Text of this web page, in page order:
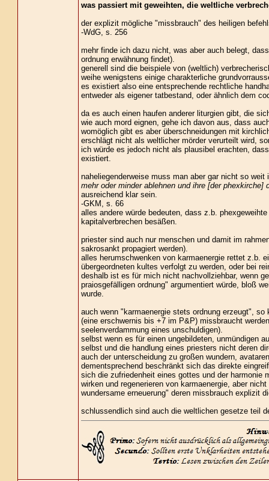
was passiert mit geweihten, die weltliche
der explizit mögliche "missbrauch" des heiligen
-WdG, s. 256
mehr finde ich dazu nicht, was aber auch belegt,
ordnung erwähnung findet).
generell sind die beispiele von (weltlich)
weihe wenigstens einige charakterliche
es existiert also eine entsprechende rechtliche
entweder als eigener tatbestand, oder ähnlich dem
da es auch einen haufen anderer liturgien gibt, die
wie auch mord eignen, gehe ich davon aus, dass
womöglich gibt es aber überschneidungen mit
erschlägt nicht als weltlicher mörder verurteilt wird,
ich würde es jedoch nicht als plausibel erachten,
existiert.
naheliegenderweise muss man aber gar nicht so
mehr oder minder ablehnen und ihre [der
ausreichend klar sein.
-GKM, s. 66
alles andere würde bedeuten, dass z.b.
kapitalverbrechen besäßen.
priester sind auch nur menschen und damit im
sakrosankt propagiert werden).
alles herumschwenken von karmaenergie rettet z.b.
übergeordneten kultes verfolgt zu werden, oder bei
deshalb ist es für mich nicht nachvollziehbar, wenn
praiosgefälligen ordnung" argumentiert würde, bloß
wurde.
auch wenn "karmaenergie stets ordnung erzeugt",
(eine erschwernis bis +7 im P&P) missbraucht
seelenverdammung eines unschuldigen).
selbst wenn es für einen ungebildeten, unmündigen
selbst und die handlung eines priesters nicht deren
auch der unterscheidung zu großen wundern,
dementsprechend beschränkt sich das direkte
sich die zufriedenheit eines gottes und der harmonie
wirken und regenerieren von karmaenergie, aber
wundersame erneuerung" deren missbrauch explizit
schlussendlich sind auch die weltlichen gesetze teil